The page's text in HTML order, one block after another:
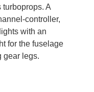
A
controller,
with an
for the fuselage
gear legs.